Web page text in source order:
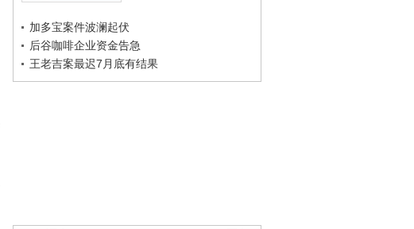
加多宝案件波澜起伏
后谷咖啡企业资金告急
王老吉案最迟7月底有结果